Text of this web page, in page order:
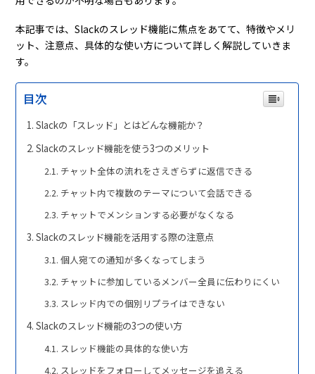
本記事では、Slackのスレッド機能に焦点をあてて、特徴やメリ
ット、注意点、具体的な使い方について詳しく解説していきま
す。
目次
Slackの「スレッド」とはどんな機能か？
Slackのスレッド機能を使う3つのメリット
チャット全体の流れをさえぎらずに返信できる
チャット内で複数のテーマについて会話できる
チャットでメンションする必要がなくなる
Slackのスレッド機能を活用する際の注意点
個人宛ての通知が多くなってしまう
チャットに参加しているメンバー全員に伝わりにくい
スレッド内での個別リプライはできない
Slackのスレッド機能の3つの使い方
スレッド機能の具体的な使い方
スレッドをフォローしてメッセージを追える